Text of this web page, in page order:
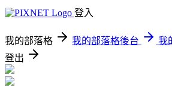
登入
我的部落格 我的部落格後台
我
登出